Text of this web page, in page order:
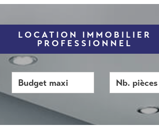
LOCATION IMMOBILIER
PROFESSIONNEL